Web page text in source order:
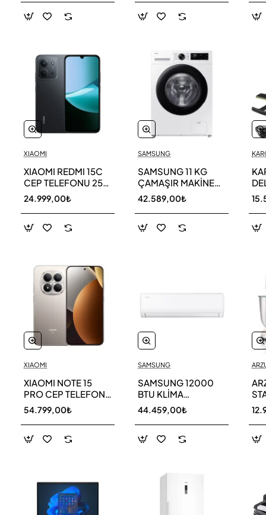
XIAOMI
XIAOMI REDMI 15C
CEP TELEFONU 256
GB
24.999,00₺
XIAOMI
XIAOMI NOTE 15
PRO CEP TELEFONU
256 GB
54.799,00₺
SAMSUNG
SAMSUNG 11 KG
ÇAMAŞIR MAKİNESİ
WW11DG5B25AEAH
42.589,00₺
SAMSUNG
SAMSUNG 12000
BTU KLİMA
AR40F12C0AM SK
44.459,00₺